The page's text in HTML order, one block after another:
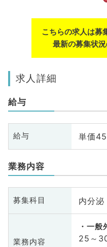
こちらの求人は募
最新の募集状況
求人詳細
給与
給与 単価
業務内容
募集科目 内分泌
業務内容
一般
25～